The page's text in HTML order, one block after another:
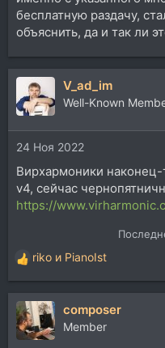
бесплатную раздачу,
объяснить, да и так ли
V_ad_im
Well-Known
24 Ноя 2022
Вирхармоники
v4, сейчас
https://
Р
е
а
к
ц
и
riko и PianoIst
сomposer
Member